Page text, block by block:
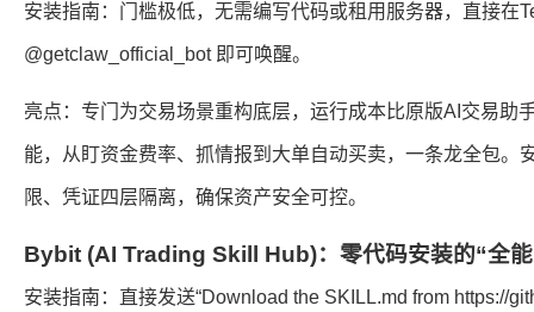
安装指南：门槛极低，无需编写代码或租用服务器，直接在
@getclaw_official_bot 即可唤醒。
亮点：专门为交易场景重构底层，运行成本比原版AI交易助
能，从盯资金费率、抓情报到大单自动买卖，一条龙全包。
限、凭证四层隔离，确保资产安全可控。
Bybit (AI Trading Skill Hub)：零代码安装的“全
安装指南：直接发送“Download the SKILL.md from https://